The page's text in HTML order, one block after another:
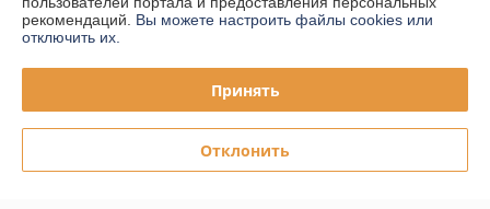
График работы
Политика обработки cookies
рекомендаций. Вы можете настроить файлы cookies или
отключить их.
Принять
Отклонить